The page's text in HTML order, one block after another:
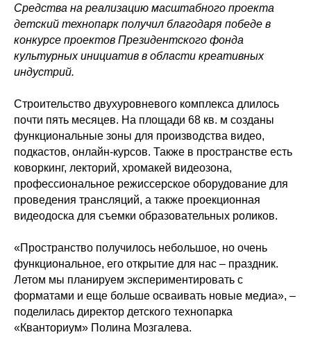
Средства на реализацию масштабного проекта
детский технопарк получил благодаря победе в
конкурсе проектов Президентского фонда
культурных инициатив в области креативных
индустрий.
Строительство двухуровневого комплекса длилось
почти пять месяцев. На площади 68 кв. м созданы
функциональные зоны для производства видео,
подкастов, онлайн-курсов. Также в пространстве есть
коворкинг, лекторий, хромакей видеозона,
профессиональное режиссерское оборудование для
проведения трансляций, а также проекционная
видеодоска для съемки образовательных роликов.
«Пространство получилось небольшое, но очень
функциональное, его открытие для нас – праздник.
Летом мы планируем экспериментировать с
форматами и еще больше осваивать новые медиа», –
поделилась директор детского технопарка
«Кванториум» Полина Мозгалева.